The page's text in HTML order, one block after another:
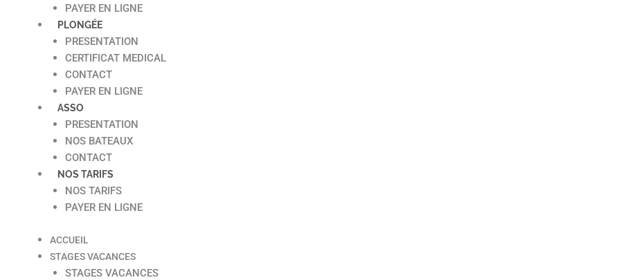
PAYER EN LIGNE
PLONGÉE
PRESENTATION
CERTIFICAT MEDICAL
CONTACT
PAYER EN LIGNE
ASSO
PRESENTATION
NOS BATEAUX
CONTACT
NOS TARIFS
NOS TARIFS
PAYER EN LIGNE
ACCUEIL
STAGES VACANCES
STAGES VACANCES